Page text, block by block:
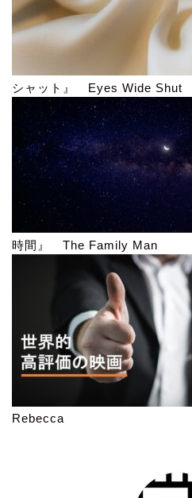
シャット』 Eyes Wide Shut
時間』 The Family Man
Rebecca